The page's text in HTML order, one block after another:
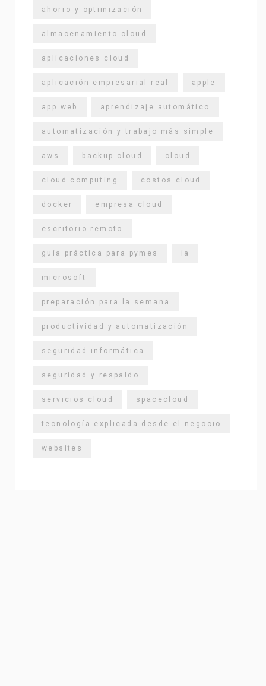
ahorro y optimización
almacenamiento cloud
aplicaciones cloud
aplicación empresarial real apple
app web aprendizaje automático
automatización y trabajo más simple
aws backup cloud cloud
cloud computing costos cloud
docker empresa cloud
escritorio remoto
guía práctica para pymes ia
microsoft
preparación para la semana
productividad y automatización
seguridad informática
seguridad y respaldo
servicios cloud spacecloud
tecnología explicada desde el negocio
websites